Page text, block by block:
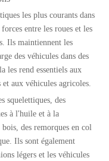
les plus courants dans
entre les roues et les
Ils maintiennent les
des véhicules dans des
les rend essentiels aux
aux véhicules agricoles.
squelettiques, des
à l'huile et à la
des remorques en col
Ils sont également
légers et les véhicules